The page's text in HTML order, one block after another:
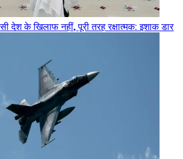
देश के खिलाफ नहीं, पूरी तरह रक्षात्मक: इशाक डार